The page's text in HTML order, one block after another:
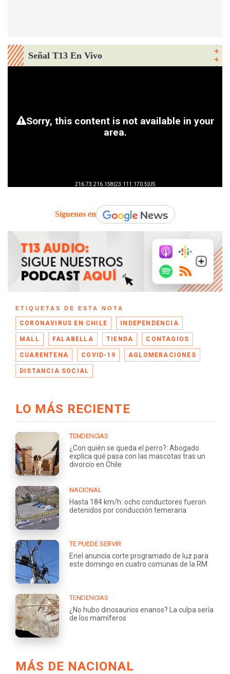
Señal T13 En Vivo
Síguenos en
ETIQUETAS DE ESTA NOTA
CORONAVIRUS EN CHILE INDEPENDENCIA
MALL FALABELLA TIENDA CONTAGIOS
CUARENTENA COVID-19 AGLOMERACIONES
DISTANCIA SOCIAL
LO MÁS RECIENTE
TENDENCIAS
¿Con quién se queda el perro?: Abogado
explica qué pasa con las mascotas tras un
divorcio en Chile
NACIONAL
Hasta 184 km/h: ocho conductores fueron
detenidos por conducción temeraria
TE PUEDE SERVIR
Enel anuncia corte programado de luz para
este domingo en cuatro comunas de la RM
TENDENCIAS
¿No hubo dinosaurios enanos? La culpa sería
de los mamíferos
MÁS DE NACIONAL